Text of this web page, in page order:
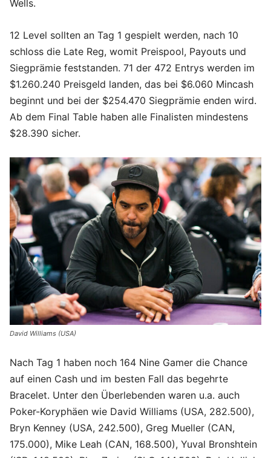
Wells.
12 Level sollten an Tag 1 gespielt werden, nach 10
schloss die Late Reg, womit Preispool, Payouts und
Siegprämie feststanden. 71 der 472 Entrys werden im
$1.260.240 Preisgeld landen, das bei $6.060 Mincash
beginnt und bei der $254.470 Siegprämie enden wird.
Ab dem Final Table haben alle Finalisten mindestens
$28.390 sicher.
David Williams (USA)
Nach Tag 1 haben noch 164 Nine Gamer die Chance
auf einen Cash und im besten Fall das begehrte
Bracelet. Unter den Überlebenden waren u.a. auch
Poker-Koryphäen wie David Williams (USA, 282.500),
Bryn Kenney (USA, 242.500), Greg Mueller (CAN,
175.000), Mike Leah (CAN, 168.500), Yuval Bronshtein